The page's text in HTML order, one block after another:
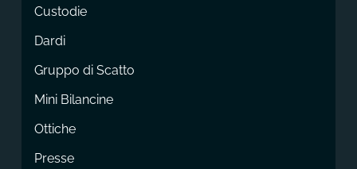
Custodie
Dardi
Gruppo di Scatto
Mini Bilancine
Ottiche
Presse